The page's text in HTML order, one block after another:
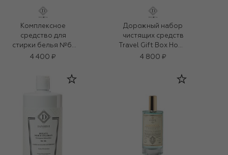
Комплексное
средство для
стирки белья №61
(1000ml)
4 400 ₽
Дорожный набор
чистящих средств
Travel Gift Box Home
Purity (3x100ml)
4 800 ₽